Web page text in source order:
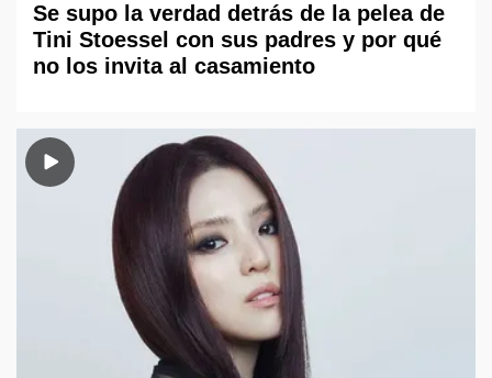
Se supo la verdad detrás de la pelea de
Tini Stoessel con sus padres y por qué
no los invita al casamiento